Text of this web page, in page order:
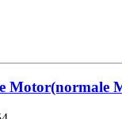
Motor(normale